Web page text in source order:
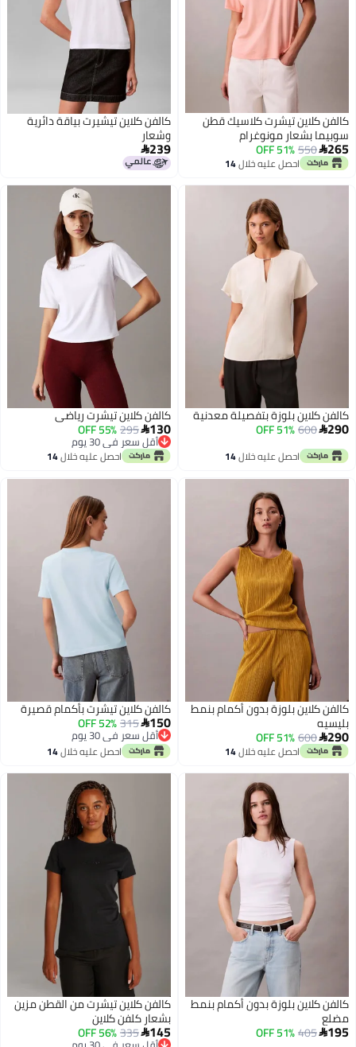
كالفن كلاين تيشرت كلاسيك قطن
سوبيما بشعار مونوغرام
265
550
51% OFF
احصل عليه خلال14
اغسطس
كالفن كلاين تيشيرت بياقة دائرية
وشعار
239
كالفن كلاين بلوزة بتفصيلة معدنية
290
600
51% OFF
احصل عليه خلال14
كالفن كلاين تيشرت رياضي
130
295
55% OFF
أقل سعر في 30 يوم
أقل سعر في 30 يوماحصل عليه خلال14
كالفن كلاين بلوزة بدون أكمام بنمط
بليسيه
290
600
51% OFF
احصل عليه خلال14
كالفن كلاين تيشرت بأكمام قصيرة
150
315
52% OFF
أقل سعر في 30 يوم
أقل سعر في 30 يوماحصل عليه خلال14
كالفن كلاين بلوزة بدون أكمام بنمط
مضلع
195
405
51% OFF
كالفن كلاين تيشرت من القطن مزين
بشعار كلفن كلاين
145
335
56% OFF